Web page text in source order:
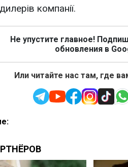
компанії.
Не упустите главное!
обновления в
Или читайте нас там, где